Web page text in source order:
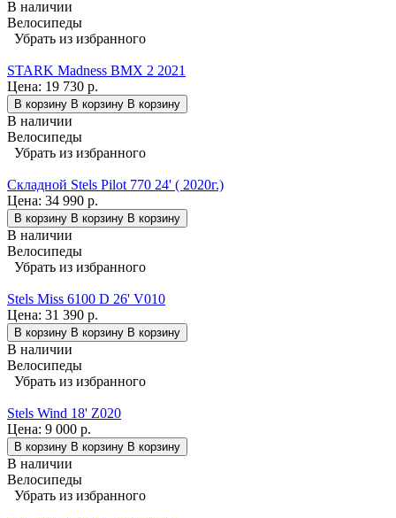
В наличии
Велосипеды
Убрать из избранного
STARK Madness BMX 2 2021
Цена: 19 730 р.
В корзину В корзину В корзину
В наличии
Велосипеды
Убрать из избранного
Складной Stels Pilot 770 24' ( 2020г.)
Цена: 34 990 р.
В корзину В корзину В корзину
В наличии
Велосипеды
Убрать из избранного
Stels Miss 6100 D 26' V010
Цена: 31 390 р.
В корзину В корзину В корзину
В наличии
Велосипеды
Убрать из избранного
Stels Wind 18' Z020
Цена: 9 000 р.
В корзину В корзину В корзину
В наличии
Велосипеды
Убрать из избранного